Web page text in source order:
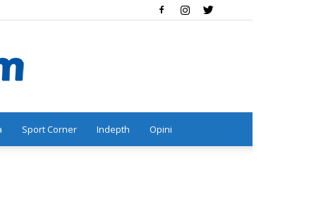
Sport Corner Indepth Opini